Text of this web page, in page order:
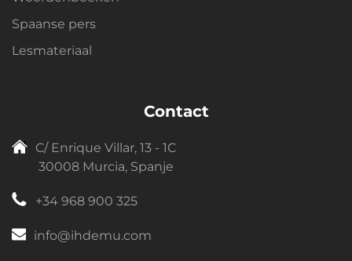
Spaanse pers
Lesmateriaal
Contact
C/ Enrique Villar, 13 - 1C
30008 Murcia, Spanje
+34 968 900 325
info@ihdemu.com